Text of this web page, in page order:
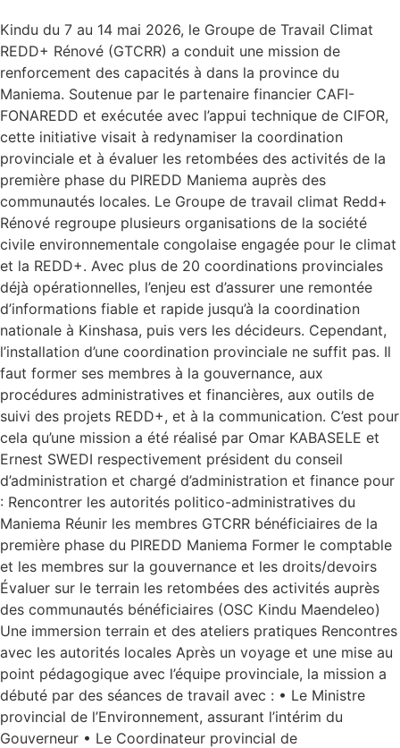
Kindu du 7 au 14 mai 2026, le Groupe de Travail Climat
REDD+ Rénové (GTCRR) a conduit une mission de
renforcement des capacités à dans la province du
Maniema. Soutenue par le partenaire financier CAFI-
FONAREDD et exécutée avec l’appui technique de CIFOR,
cette initiative visait à redynamiser la coordination
provinciale et à évaluer les retombées des activités de la
première phase du PIREDD Maniema auprès des
communautés locales. Le Groupe de travail climat Redd+
Rénové regroupe plusieurs organisations de la société
civile environnementale congolaise engagée pour le climat
et la REDD+. Avec plus de 20 coordinations provinciales
déjà opérationnelles, l’enjeu est d’assurer une remontée
d’informations fiable et rapide jusqu’à la coordination
nationale à Kinshasa, puis vers les décideurs. Cependant,
l’installation d’une coordination provinciale ne suffit pas. Il
faut former ses membres à la gouvernance, aux
procédures administratives et financières, aux outils de
suivi des projets REDD+, et à la communication. C’est pour
cela qu’une mission a été réalisé par Omar KABASELE et
Ernest SWEDI respectivement président du conseil
d’administration et chargé d’administration et finance pour
: Rencontrer les autorités politico-administratives du
Maniema Réunir les membres GTCRR bénéficiaires de la
première phase du PIREDD Maniema Former le comptable
et les membres sur la gouvernance et les droits/devoirs
Évaluer sur le terrain les retombées des activités auprès
des communautés bénéficiaires (OSC Kindu Maendeleo)
Une immersion terrain et des ateliers pratiques Rencontres
avec les autorités locales Après un voyage et une mise au
point pédagogique avec l’équipe provinciale, la mission a
débuté par des séances de travail avec : • Le Ministre
provincial de l’Environnement, assurant l’intérim du
Gouverneur • Le Coordinateur provincial de